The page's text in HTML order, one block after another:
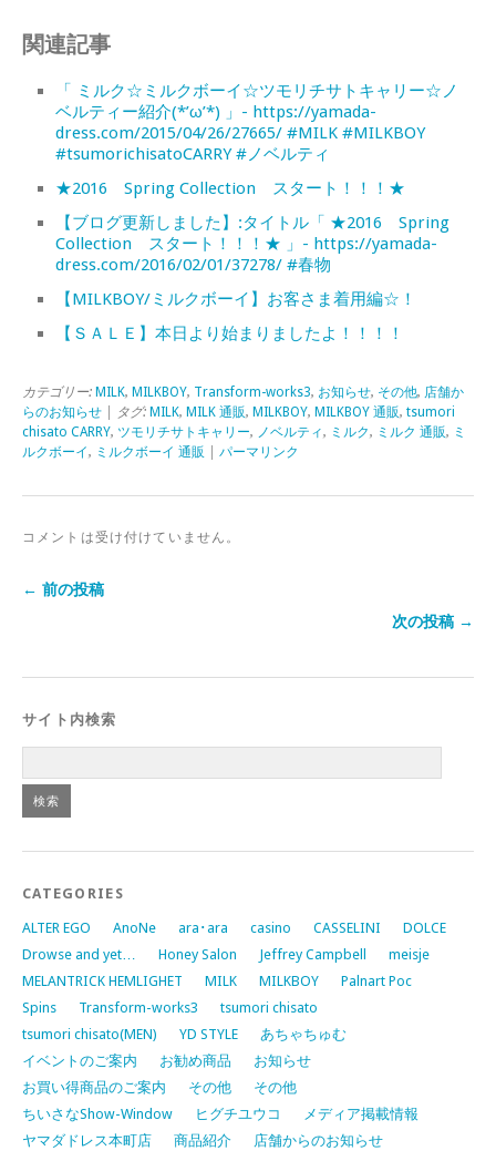
関連記事
「 ミルク☆ミルクボーイ☆ツモリチサトキャリー☆ノ
ベルティー紹介(*’ω’*) 」- https://yamada-
dress.com/2015/04/26/27665/ #MILK #MILKBOY
#tsumorichisatoCARRY #ノベルティ
★2016 Spring Collection スタート！！！★
【ブログ更新しました】:タイトル「 ★2016 Spring
Collection スタート！！！★ 」- https://yamada-
dress.com/2016/02/01/37278/ #春物
【MILKBOY/ミルクボーイ】お客さま着用編☆！
【ＳＡＬＥ】本日より始まりましたよ！！！！
カテゴリー: MILK, MILKBOY, Transform-works3, お知らせ, その他, 店舗か
らのお知らせ | タグ: MILK, MILK 通販, MILKBOY, MILKBOY 通販, tsumori
chisato CARRY, ツモリチサトキャリー, ノベルティ, ミルク, ミルク 通販, ミ
ルクボーイ, ミルクボーイ 通販 パーマリンク
コメントは受け付けていません。
← 前の投稿
次の投稿 →
サイト内検索
CATEGORIES
ALTER EGO AnoNe ara･ara casino CASSELINI
DOLCE
Drowse and yet…
Honey Salon Jeffrey Campbell
meisje
MELANTRICK HEMLIGHET
MILK MILKBOY
Palnart Poc
Spins
Transform-works3
tsumori chisato
tsumori chisato(MEN)
YD STYLE
あちゃちゅむ
イベントのご案内
お勧め商品
お知らせ
お買い得商品のご案内
その他
その他
ちいさなShow-Window
ヒグチユウコ
メディア掲載情報
ヤマダドレス本町店
商品紹介
店舗からのお知らせ